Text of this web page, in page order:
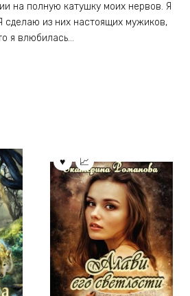
на полную катушку моих нервов. Я
сделаю из них настоящих мужиков,
я влюбилась…